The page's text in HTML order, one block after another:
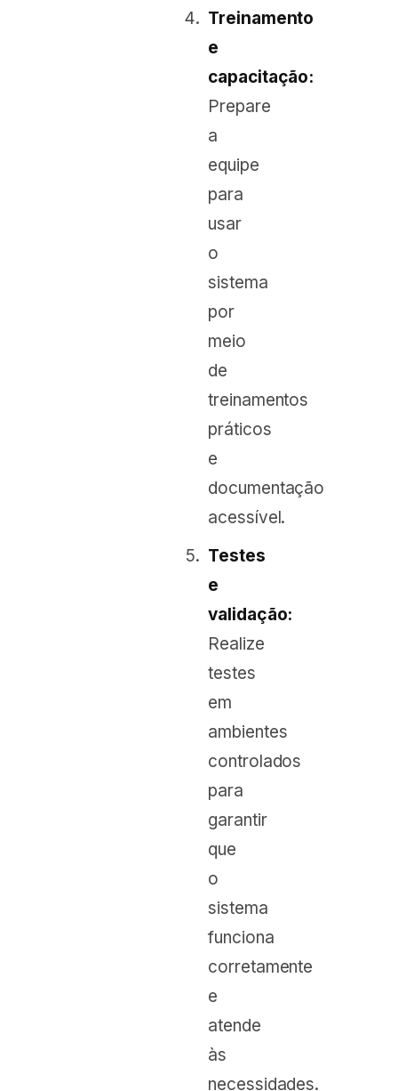
Treinamento
e
capacitação:
Prepare
a
equipe
para
usar
o
sistema
por
meio
de
treinamentos
práticos
e
documentação
acessível.
Testes
e
validação:
Realize
testes
em
ambientes
controlados
para
garantir
que
o
sistema
funciona
corretamente
e
atende
às
necessidades.